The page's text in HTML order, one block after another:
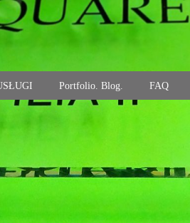
Portfolio. Blog. FAQ